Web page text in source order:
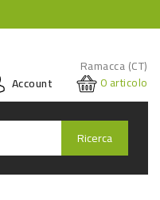
Ramacca (CT)
Account
0articolo
Ricerca